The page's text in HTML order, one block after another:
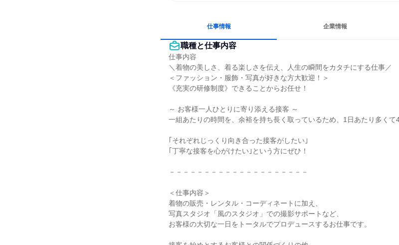
仕事情報 企業情報
職種と仕事内容
仕事内容
＼着物の美しさ、着る楽しさを伝え、人生の瞬間をカタチにする仕事／
＜ファッション・服飾・写真が好きな方大歓迎！＞
《充実の研修制度》できることからお任せ！
～ お客様一人ひとりに寄り添える接客 ～
一組あたりの時間を、余裕を持ち長く取っているため、1日あたり多くて
｢それぞれじっくり向き合った接客がしたい｣
｢丁寧な接客を心がけたい｣という方にぜひ！
－－－－－－－－－－－－－－－－－－－－
＜仕事内容＞
着物の販売・レンタル・コーディネートに加え、
写真スタジオ「風のスタジオ」での撮影サポートなど、
お客様の大切な一日をトータルでプロデュースするお仕事です。